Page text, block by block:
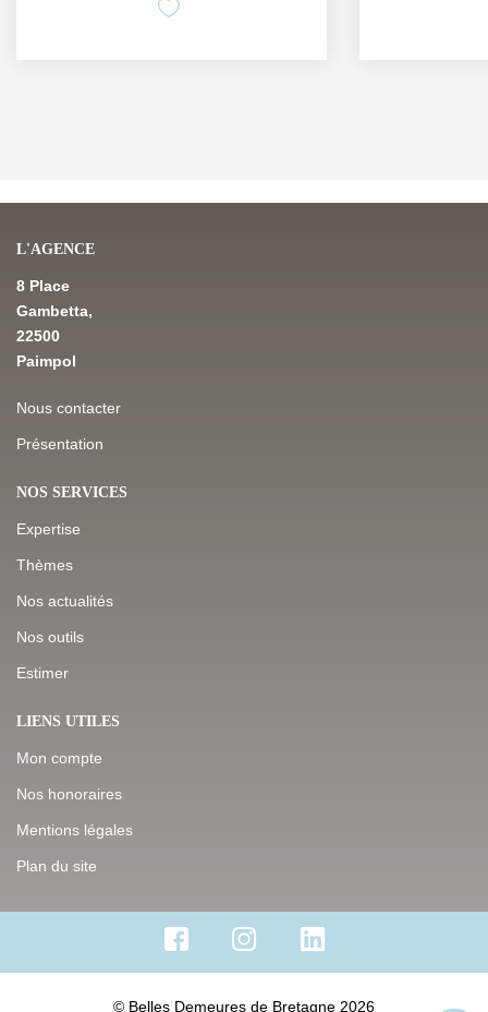
L'AGENCE
8 Place
Gambetta,
22500
Paimpol
Nous contacter
Présentation
NOS SERVICES
Expertise
Thèmes
Nos actualités
Nos outils
Estimer
LIENS UTILES
Mon compte
Nos honoraires
Mentions légales
Plan du site
© Belles Demeures de Bretagne 2026